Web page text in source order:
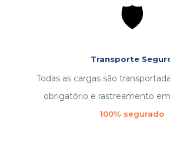
🛡️
Transporte
Todas as cargas são
obrigatório e rastreamento
100% segurado